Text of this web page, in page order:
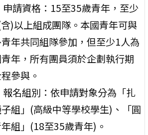
請資格：15至35歲青年，至少
)以上組成團隊。本國青年可與
年共同組隊參加，但至少1人為
年，所有團員須於企劃執行期
參與。
名組別：依申請對象分為「扎
組」(高級中等學校學生)、「圓
組」(18至35歲青年)。